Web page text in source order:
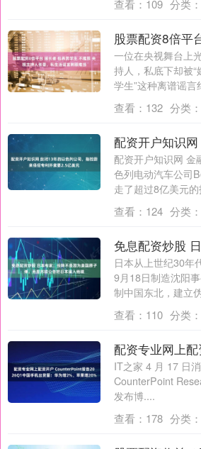
查看： 109 分类：
一位在央视舞台上
持人，私底下却被“
学生”这种离谱谣
查看： 132 分类：
配资开户知识网 金
色列电动汽车公司
走了超过8亿美元
查看： 124 分类：
日本从上世纪30年
9月18日制造沈阳
制中国东北，建立
查看： 110 分类：
IT之家 4 月 17 日
CounterPoint
发布博....
查看： 178 分类：